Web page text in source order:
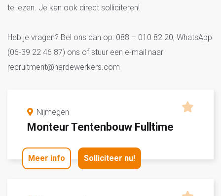
te lezen. Je kan ook direct solliciteren!
Heb je vragen? Bel ons dan op: 088 – 010 82 20, WhatsApp
(06-39 22 46 87) ons of stuur een e-mail naar
recruitment@hardewerkers.com
Nijmegen
Monteur Tentenbouw Fulltime
Meer info Solliciteer nu!